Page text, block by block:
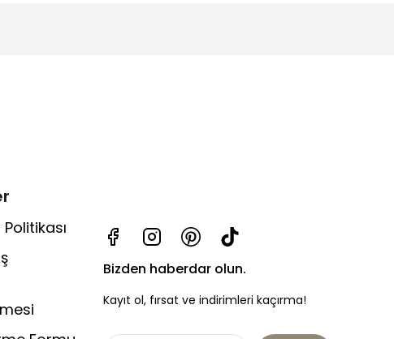
Bizden haberdar olun.
Kayıt ol, fırsat ve indirimleri kaçırma!